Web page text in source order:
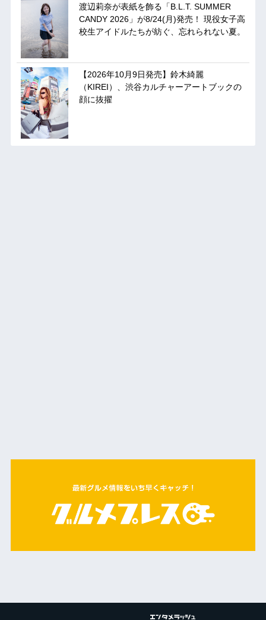
渡辺莉奈が表紙を飾る「B.L.T. SUMMER
CANDY 2026」が8/24(月)発売！ 現役女子高
校生アイドルたちが紡ぐ、忘れられない夏。
【2026年10月9日発売】鈴木綺麗
（KIREI）、渋谷カルチャーアートブックの
顔に抜擢